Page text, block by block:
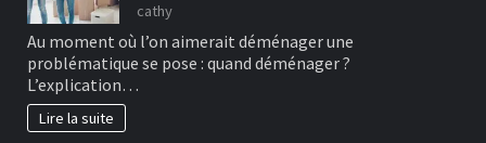
cathy
Au moment où l’on aimerait déménager une
problématique se pose : quand déménager ?
L’explication…
Lire la suite